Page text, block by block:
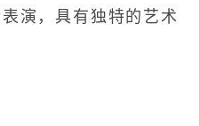
演，具有独特的艺术